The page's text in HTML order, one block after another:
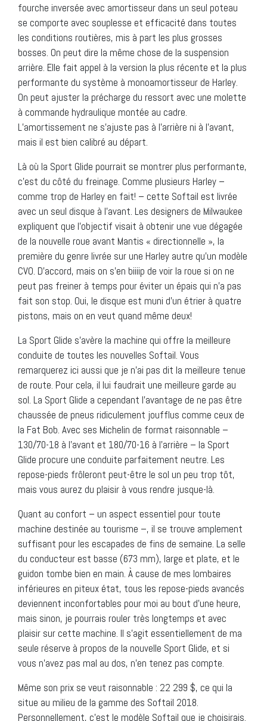
fourche inversée avec amortisseur dans un seul poteau
se comporte avec souplesse et efficacité dans toutes
les conditions routières, mis à part les plus grosses
bosses. On peut dire la même chose de la suspension
arrière. Elle fait appel à la version la plus récente et la plus
performante du système à monoamortisseur de Harley.
On peut ajuster la précharge du ressort avec une molette
à commande hydraulique montée au cadre.
L’amortissement ne s’ajuste pas à l’arrière ni à l’avant,
mais il est bien calibré au départ.
Là où la Sport Glide pourrait se montrer plus performante,
c’est du côté du freinage. Comme plusieurs Harley –
comme trop de Harley en fait! – cette Softail est livrée
avec un seul disque à l’avant. Les designers de Milwaukee
expliquent que l’objectif visait à obtenir une vue dégagée
de la nouvelle roue avant Mantis « directionnelle », la
première du genre livrée sur une Harley autre qu’un modèle
CVO. D’accord, mais on s’en biiiip de voir la roue si on ne
peut pas freiner à temps pour éviter un épais qui n’a pas
fait son stop. Oui, le disque est muni d’un étrier à quatre
pistons, mais on en veut quand même deux!
La Sport Glide s’avère la machine qui offre la meilleure
conduite de toutes les nouvelles Softail. Vous
remarquerez ici aussi que je n’ai pas dit la meilleure tenue
de route. Pour cela, il lui faudrait une meilleure garde au
sol. La Sport Glide a cependant l’avantage de ne pas être
chaussée de pneus ridiculement joufflus comme ceux de
la Fat Bob. Avec ses Michelin de format raisonnable –
130/70-18 à l’avant et 180/70-16 à l’arrière – la Sport
Glide procure une conduite parfaitement neutre. Les
repose-pieds frôleront peut-être le sol un peu trop tôt,
mais vous aurez du plaisir à vous rendre jusque-là.
Quant au confort – un aspect essentiel pour toute
machine destinée au tourisme –, il se trouve amplement
suffisant pour les escapades de fins de semaine. La selle
du conducteur est basse (673 mm), large et plate, et le
guidon tombe bien en main. À cause de mes lombaires
inférieures en piteux état, tous les repose-pieds avancés
deviennent inconfortables pour moi au bout d’une heure,
mais sinon, je pourrais rouler très longtemps et avec
plaisir sur cette machine. Il s’agit essentiellement de ma
seule réserve à propos de la nouvelle Sport Glide, et si
vous n’avez pas mal au dos, n’en tenez pas compte.
Même son prix se veut raisonnable : 22 299 $, ce qui la
situe au milieu de la gamme des Softail 2018.
Personnellement, c’est le modèle Softail que je choisirais.